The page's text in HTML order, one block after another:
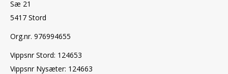
Sæ 21
5417 Stord
Org.nr. 976994655
Vippsnr Stord: 124653
Vippsnr Nysæter: 124663